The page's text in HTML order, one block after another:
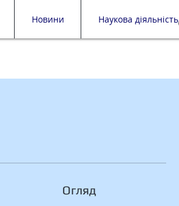
Новини Наукова діяльність
Огляд